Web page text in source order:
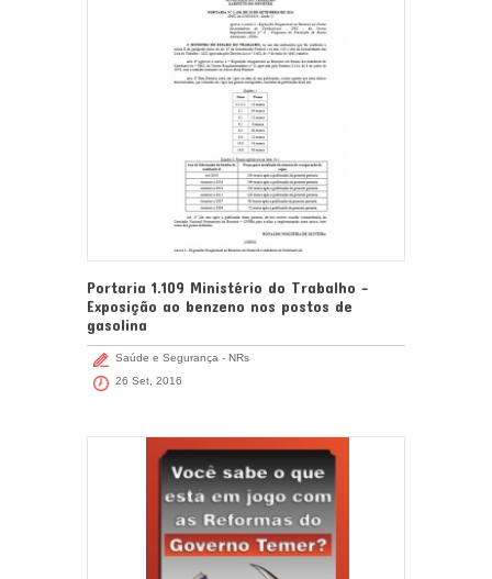
Portaria 1.109 Ministério do Trabalho -
Exposição ao benzeno nos postos de
gasolina
Saúde e Segurança - NRs
26 Set, 2016